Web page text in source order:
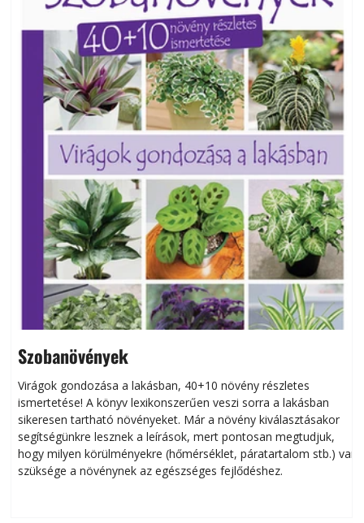
Szobanövények
Virágok gondozása a lakásban, 40+10 növény részletes
ismertetése! A könyv lexikonszerűen veszi sorra a lakásban
sikeresen tart­ha­tó növényeket. Már a növény kiválasztásakor
segítségünkre lesznek a leírások, mert pontosan megtudjuk,
hogy milyen körülményekre (hőmérséklet, páratartalom stb.) van
szüksége a növénynek az egészséges fejlődéshez.